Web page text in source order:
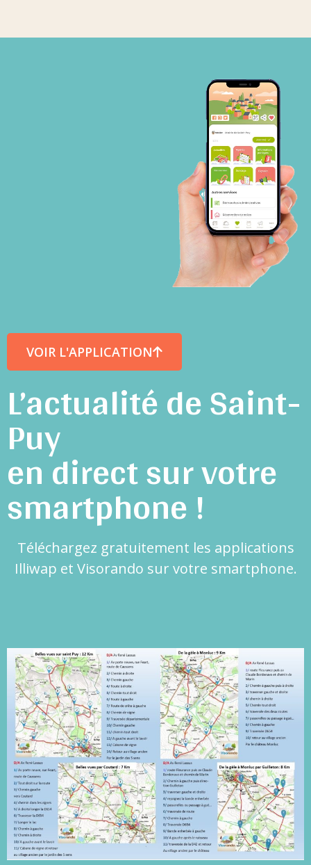
VOIR L'APPLICATION
L’actualité de Saint-
Puy
en direct sur votre
smartphone !
Téléchargez gratuitement les applications
Illiwap et Visorando sur votre smartphone.